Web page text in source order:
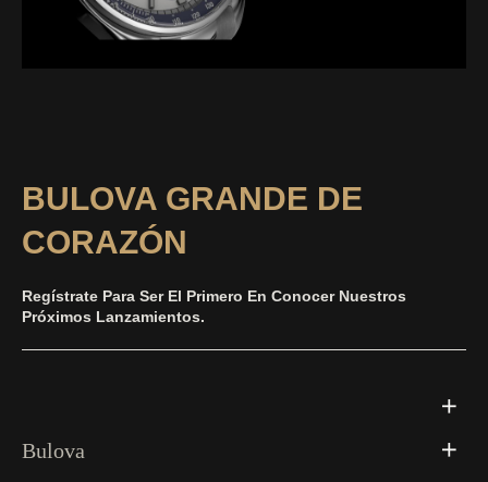
BULOVA GRANDE DE
CORAZÓN
Regístrate Para Ser El Primero En Conocer Nuestros
Próximos Lanzamientos.
Bulova